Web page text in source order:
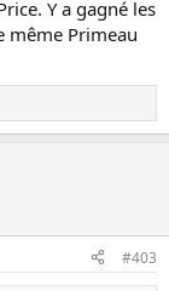
Y a gagné les
même Primeau
#403